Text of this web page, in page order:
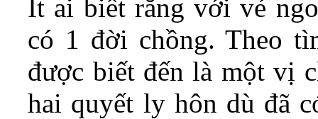
Ít ai biết rằng với vẻ
có 1 đời chồng. Theo
được biết đến là một vị
hai quyết ly hôn dù đã